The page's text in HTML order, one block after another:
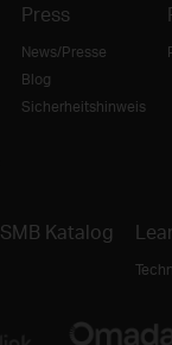
Press
News/Presse
Blog
Sicherheitshinweis
SMB Katalog